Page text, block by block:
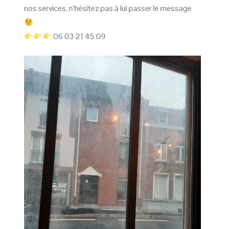
nos services, n’hésitez pas à lui passer le message
06 03 21 45 09